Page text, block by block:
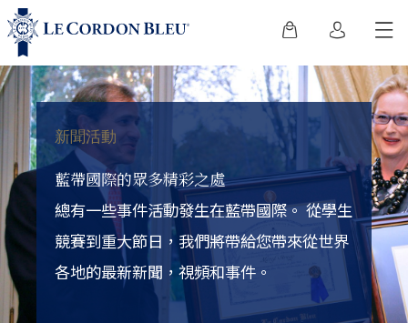
新聞活動
藍帶國際的眾多精彩之處
總有一些事件活動發生在藍帶國際。從學生
競賽到重大節日，我們將帶給您帶來從世界
各地的最新新聞，視頻和事件。